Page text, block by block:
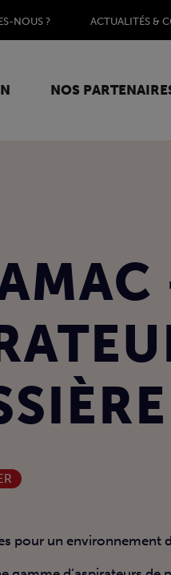
NOUS ? ACTUALITÉS &
NOS
pour un environnement